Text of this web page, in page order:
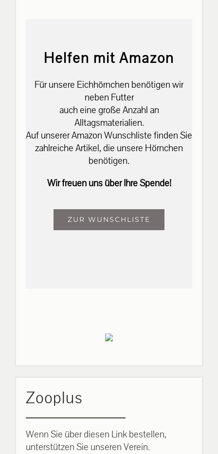
Helfen mit Amazon
Für unsere Eichhörnchen benötigen wir
neben Futter
auch eine große Anzahl an
Alltagsmaterialien.
Auf unserer Amazon Wunschliste finden Sie
zahlreiche Artikel, die unsere Hörnchen
benötigen.
Wir freuen uns über Ihre Spende!
ZUR WUNSCHLISTE
Zooplus
Wenn Sie über diesen Link bestellen,
unterstützen Sie unseren Verein.